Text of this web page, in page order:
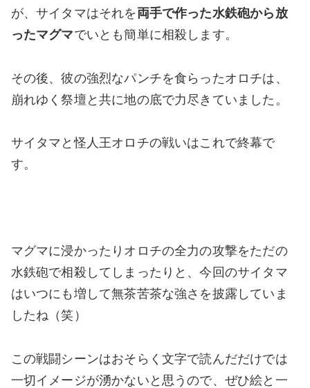
が、サイタマはそれを両手で作った水鉄砲から放
ったマグマでいとも簡単に相殺します。
その後、彼の強烈なパンチを食らったオロチは、
崩れゆく祭壇と共に地の底で力尽きていました。
サイタマと怪人王オロチの戦いはこれで終幕で
す。
マグマに浸かったりオロチの全力の攻撃をただの
水鉄砲で相殺してしまったりと、今回のサイタマ
はいつにも増して無茶苦茶な強さを披露していま
したね（笑）
この戦闘シーンはおそらく文字で読んだだけでは
一切イメージが湧かないと思うので、ぜひ絵と一